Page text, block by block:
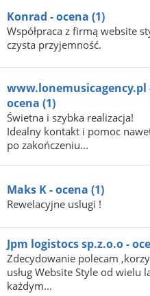
Konrad - ocena (1)
Współpraca z firmą website
czysta przyjemność.
www.lonemusicagency.pl
ocena (1)
Świetna i szybka realizacja!
Idealny kontakt i pomoc
po zakończeniu...
Maks K - ocena (1)
Rewelacyjne uslugi !
Jpm logistocs sp.z.o.o -
Zdecydowanie polecam
usług Website Style od wielu
każdym...